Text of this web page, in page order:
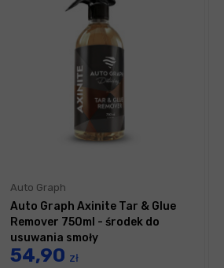
Auto Graph
Auto Graph Axinite Tar & Glue
Remover 750ml - środek do
usuwania smoły
54,90 zł